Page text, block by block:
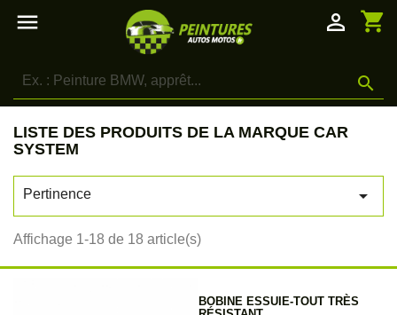
 shopping_cart
person_outline

LISTE DES PRODUITS DE LA MARQUE CAR
SYSTEM
Pertinence 
Affichage 1-18 de 18 article(s)
BOBINE ESSUIE-TOUT TRÈS